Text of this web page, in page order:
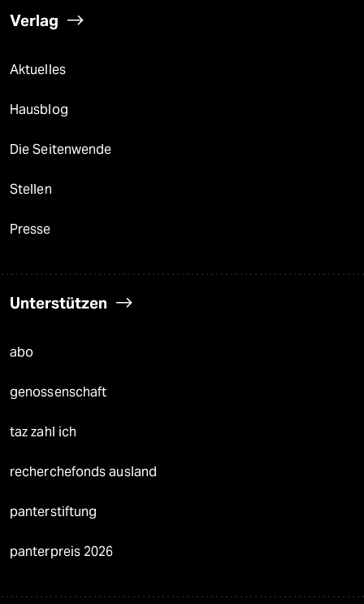
Verlag
Aktuelles
Hausblog
Die Seitenwende
Stellen
Presse
Unterstützen
abo
genossenschaft
taz zahl ich
recherchefonds ausland
panterstiftung
panterpreis 2026